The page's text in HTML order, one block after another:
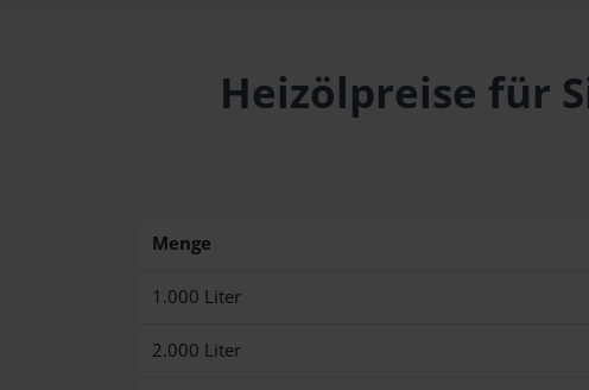
Heizölpreise für
Menge
1.000 Liter
2.000 Liter